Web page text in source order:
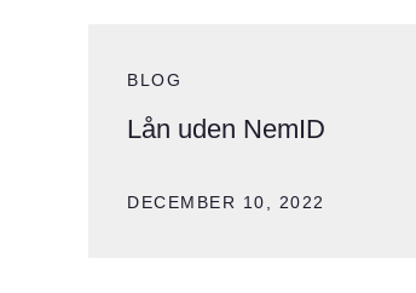
BLOG
Lån uden NemID
DECEMBER 10, 2022